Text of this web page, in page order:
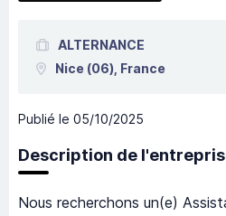
ALTERNANCE
Nice (06), France
Publié le 05/10/2025
Description de
Nous recherchons un(e)